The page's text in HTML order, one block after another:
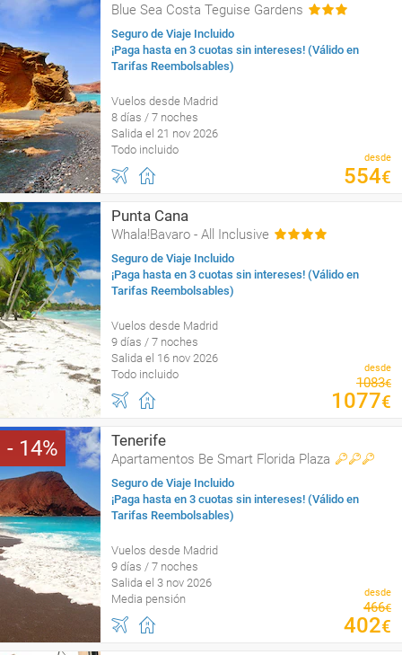
Blue Sea Costa Teguise Gardens
Seguro de Viaje Incluido
¡Paga hasta en 3 cuotas sin intereses! (Válido en
Tarifas Reembolsables)
Vuelos desde Madrid
8 días / 7 noches
Salida el 21 nov 2026
Todo incluido
desde
554€
Punta Cana
Whala!Bavaro - All Inclusive
Seguro de Viaje Incluido
¡Paga hasta en 3 cuotas sin intereses! (Válido en
Tarifas Reembolsables)
Vuelos desde Madrid
9 días / 7 noches
Salida el 16 nov 2026
Todo incluido
desde
1083€
1077€
14 Tenerife
Apartamentos Be Smart Florida Plaza
Seguro de Viaje Incluido
¡Paga hasta en 3 cuotas sin intereses! (Válido en
Tarifas Reembolsables)
Vuelos desde Madrid
9 días / 7 noches
Salida el 3 nov 2026
Media pensión
desde
466€
402€